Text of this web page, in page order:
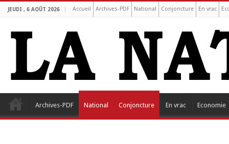
JEUDI , 6 AOÛT 2026 Accueil Archives-PDF National Conjoncture En vrac
Archives-PDF National Conjoncture En vrac Economie